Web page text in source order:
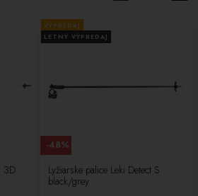
hliníkovýmilyžiarskymi palicami
istí, že ste si vybrali kvalitné a spoľahlivé
3D
VÝPREDAJ
LETNÝ VÝPREDAJ
Lyžiarske palice Leki Detect S
black/grey
-48%